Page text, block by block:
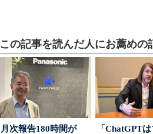
この記事を読んだ人にお薦めの
月次報告180時間が
「ChatGPT